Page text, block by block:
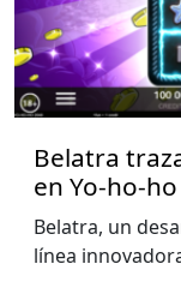
Belatra
en Yo-ho-
Belatra, un
línea